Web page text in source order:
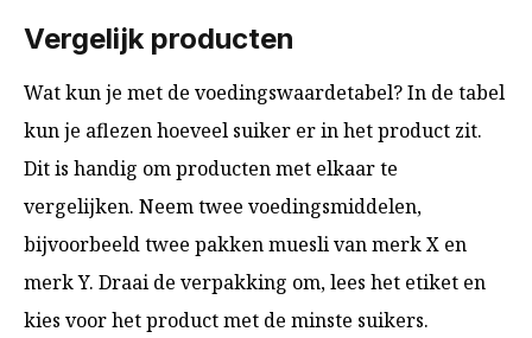
Vergelijk producten
Wat kun je met de voedingswaardetabel? In de tabel
kun je aflezen hoeveel suiker er in het product zit.
Dit is handig om producten met elkaar te
vergelijken. Neem twee voedingsmiddelen,
bijvoorbeeld twee pakken muesli van merk X en
merk Y. Draai de verpakking om, lees het etiket en
kies voor het product met de minste suikers.